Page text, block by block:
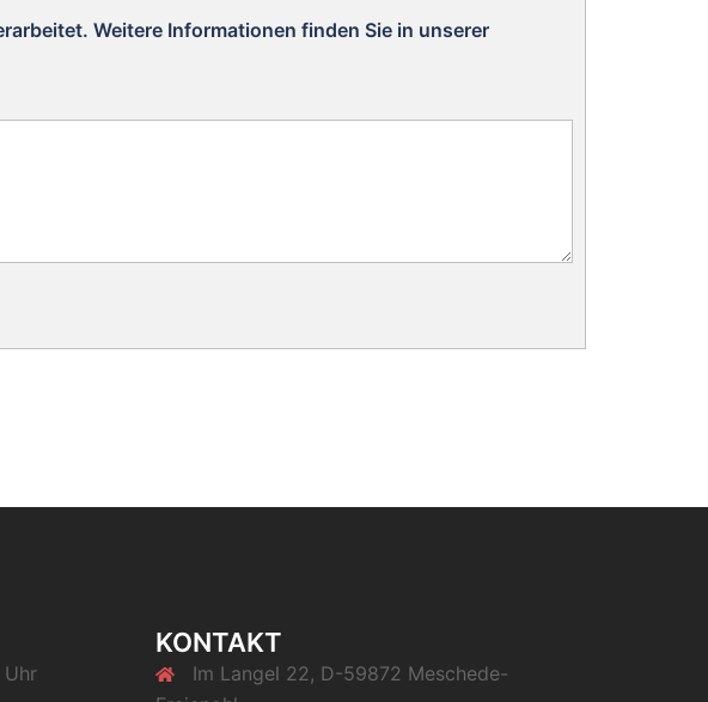
Weitere Informationen finden Sie in unserer
KONTAKT
Im Langel 22, D-59872 Meschede-